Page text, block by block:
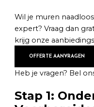
Wil je muren
expert? Vraag dan
krijg onze
OFFERTE AANVRAGEN
Heb je vragen? Bel
Stap 1: